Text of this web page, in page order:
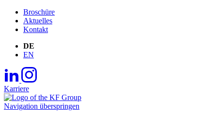
Broschüre
Aktuelles
Kontakt
DE
EN
Karriere
Navigation überspringen